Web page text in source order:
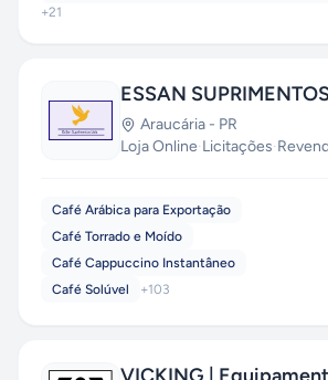
+21
ESSAN
Araucária - PR
Loja Online·Licitações·
Café Arábica para Exportação
Café Torrado e Moído
Café Cappuccino Instantâneo
Café Solúvel
+103